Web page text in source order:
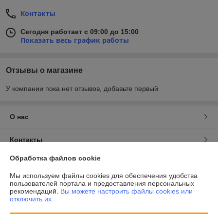
Контакты
Сегодня работает с 09:00 до 15:00
Показать весь график работы
Отзывы о магазине
У компании пока нет отзывов, добавьте первый
О нас
Контакты
Доставка и оплата
График работы
Обработка файлов cookie
Мы используем файлы cookies для обеспечения удобства
пользователей портала и предоставления персональных
рекомендаций. Вы можете настроить файлы cookies или
отключить их.